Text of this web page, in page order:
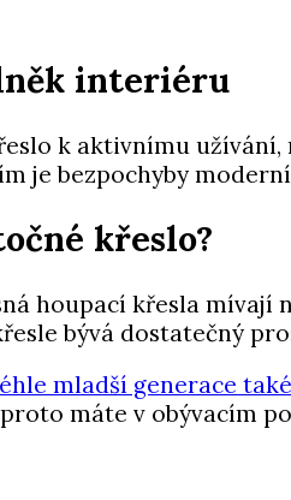
interiéru
k aktivnímu
je bezpochyby
křeslo?
houpací křesla
bývá dostatečný
mladší generace
máte v obývacím